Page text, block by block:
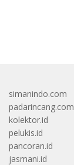
simanindo.com
padarincang.com
kolektor.id
pelukis.id
pancoran.id
jasmani.id